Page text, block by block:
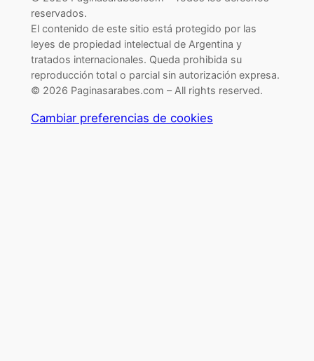
reservados.
El contenido de este sitio está protegido por las
leyes de propiedad intelectual de Argentina y
tratados internacionales. Queda prohibida su
reproducción total o parcial sin autorización expresa.
© 2026 Paginasarabes.com – All rights reserved.
Cambiar preferencias de cookies